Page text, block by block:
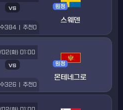
vs 원정
스웨덴
384 추천 0
vs 원정
몬테네그로
화) 01:00
326 추천 0